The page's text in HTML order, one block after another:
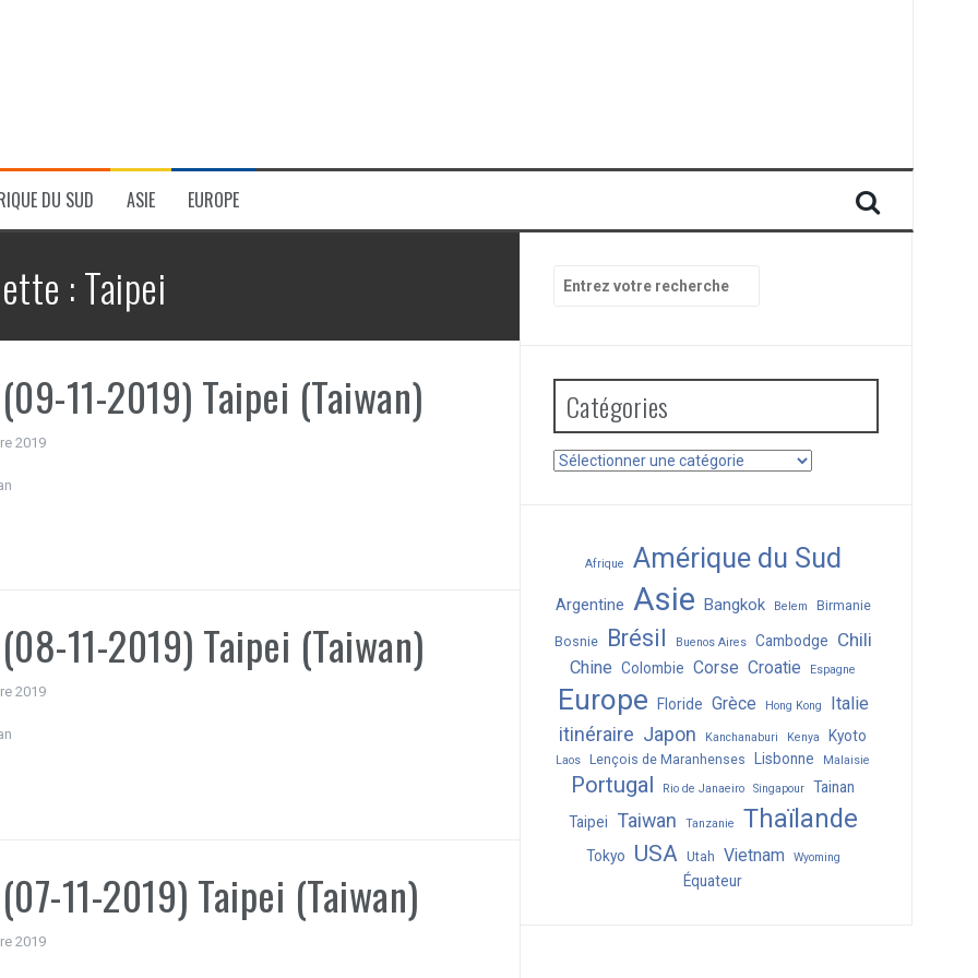
DU SUD ASIE EUROPE
:Taipei
11-2019) Taipei (Taiwan)
2019
11-2019) Taipei (Taiwan)
2019
11-2019) Taipei (Taiwan)
2019
pour
Catégories
Catégories
Afrique Amérique du Sud
Argentine Asie Bangkok Belem Birmanie
Bosnie Brésil Buenos Aires Cambodge Chili
Chine Colombie Corse Croatie Espagne
Europe Floride Grèce Hong Kong Italie
itinéraire Japon Kanchanaburi Kenya Kyoto
Laos Lençois de Maranhenses Lisbonne Malaisie
Portugal Rio de Janaeiro Singapour
Tainan
Taipei
Taiwan Tanzanie Thaïlande
Tokyo USA Utah Vietnam Wyoming
Équateur